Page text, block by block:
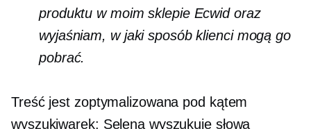
produktu w moim sklepie Ecwid oraz
wyjaśniam, w jaki sposób klienci mogą go
pobrać.
Treść jest zoptymalizowana pod kątem
wyszukiwarek: Selena wyszukuje słowa